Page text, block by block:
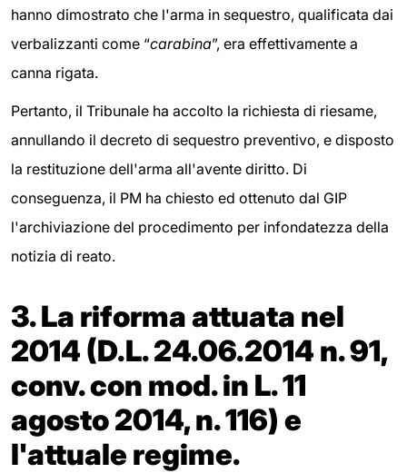
hanno dimostrato che l'arma in sequestro, qualificata dai
verbalizzanti come “carabina”, era effettivamente a
canna rigata.
Pertanto, il Tribunale ha accolto la richiesta di riesame,
annullando il decreto di sequestro preventivo, e disposto
la restituzione dell'arma all'avente diritto. Di
conseguenza, il PM ha chiesto ed ottenuto dal GIP
l'archiviazione del procedimento per infondatezza della
notizia di reato.
3. La riforma attuata nel
2014 (D.L. 24.06.2014 n. 91,
conv. con mod. in L. 11
agosto 2014, n. 116) e
l'attuale regime.